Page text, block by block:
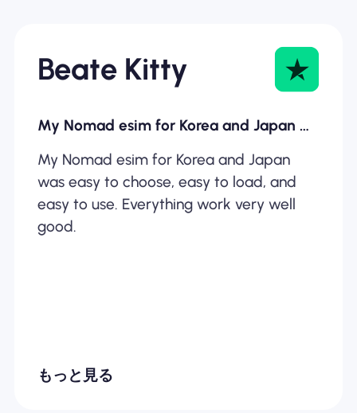
Beate Kitty
My Nomad esim for Korea and Japan was…
My Nomad esim for Korea and Japan
was easy to choose, easy to load, and
easy to use. Everything work very well
good.
もっと見る